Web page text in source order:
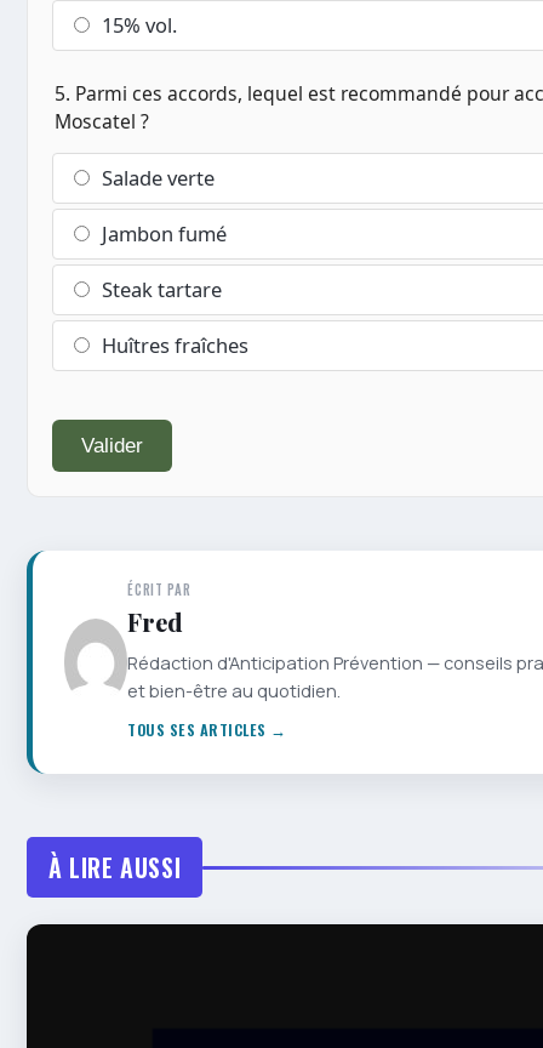
15% vol.
5. Parmi ces accords, lequel est recommandé pour
Moscatel ?
Salade verte
Jambon fumé
Steak tartare
Huîtres fraîches
Valider
ÉCRIT PAR
Fred
Rédaction d'Anticipation Prévention — conseils
et bien-être au quotidien.
TOUS SES ARTICLES →
À LIRE AUSSI